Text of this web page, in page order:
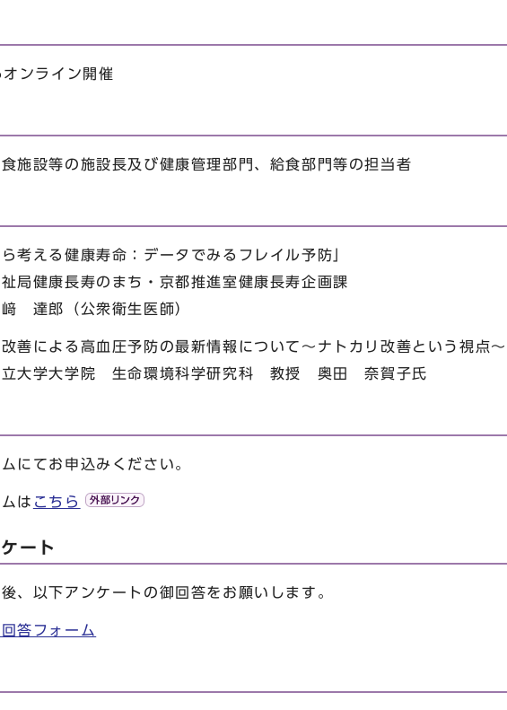
ンライン開催
施設等の施設長及び健康管理部門、給食部門等の担当者
考える健康寿命：データでみるフレイル予防」
局健康長寿のまち・京都推進室健康長寿企画課
達郎（公衆衛生医師）
善による高血圧予防の最新情報について～ナトカリ改善という視点
立大学大学院 生命環境科学研究科 教授 奥田 奈賀子氏
にてお申込みください。
は こちら
ート
、以下アンケートの御回答をお願いします。
答フォーム